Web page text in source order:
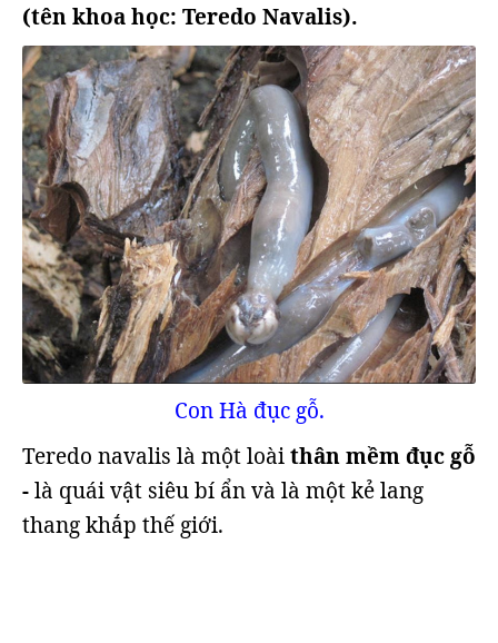
(tên khoa học: Teredo Navalis).
Con Hà đục gỗ.
Teredo navalis là một loàithân mềm đục gỗ
-là quái vật siêu bí ẩn và là một kẻ lang
thang khắp thế giới.